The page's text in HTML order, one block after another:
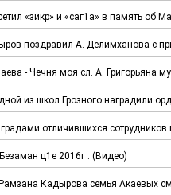
«зикр» и «саг1а» в память об
поздравил А. Делимханова с
- Чечня моя сл. А. Григорьяна
из школ Грозного наградили
отличившихся
ц1е 2016г . (Видео)
Кадырова семья Акаевых
Капкан
(Отр.
«1овда»)
ЧЕЧНЯ. А.